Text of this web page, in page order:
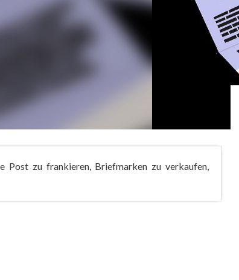
Post zu frankieren, Briefmarken zu verkaufen,